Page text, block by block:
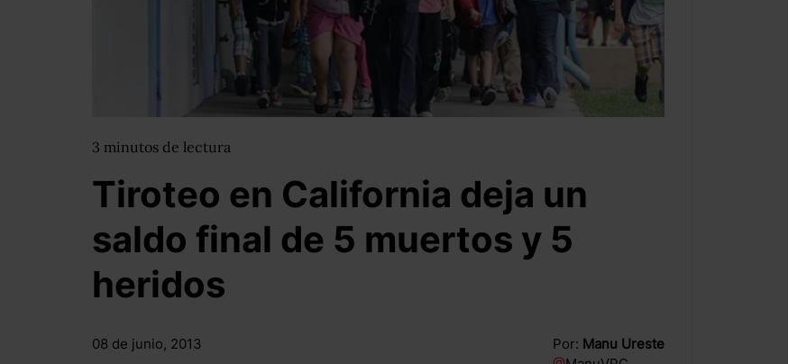
3 minutos de lectura
Tiroteo en California deja un
saldo final de 5 muertos y 5
heridos
08 de junio, 2013 Por: Manu Ureste